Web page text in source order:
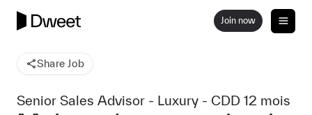
Join now
Share Job
Senior Sales Advisor - Luxury - CDD 12 mois